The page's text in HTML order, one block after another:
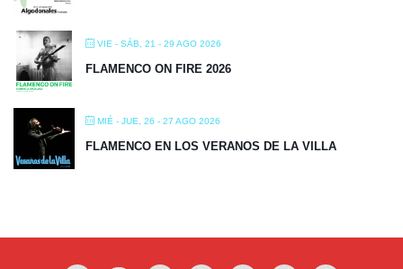
VIE - SÁB, 21 - 29 AGO 2026
FLAMENCO ON FIRE 2026
MIÉ - JUE, 26 - 27 AGO 2026
FLAMENCO EN LOS VERANOS DE LA VILLA